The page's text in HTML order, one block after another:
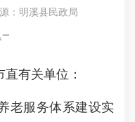
：明溪县民政局
有关单位：
服务体系建设实